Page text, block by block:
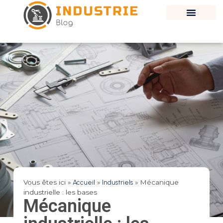
Vous êtes ici » Accueil » Industriels» Mécanique
industrielle : les bases
Mécanique